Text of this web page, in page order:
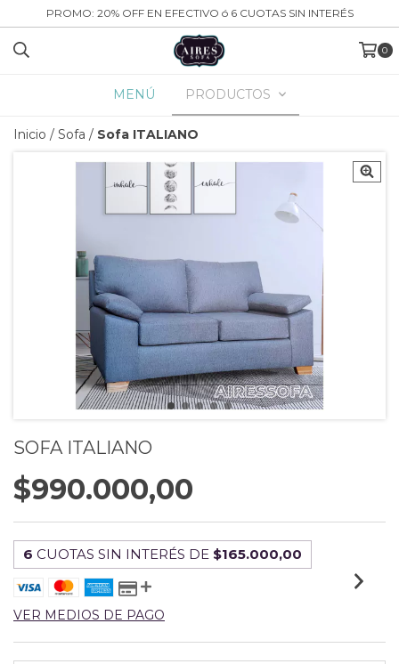
PROMO: 20% OFF EN EFECTIVO ó 6 CUOTAS SIN INTERÉS
0
MENÚ PRODUCTOS
Inicio / Sofa / Sofa ITALIANO
SOFA ITALIANO
$990.000,00
6 CUOTAS SIN INTERÉS DE $165.000,00
VER MEDIOS DE PAGO